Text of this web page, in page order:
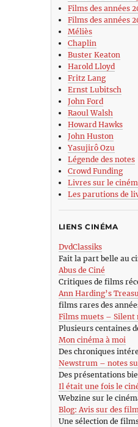
Films des années
Films des années
Méliès
Chaplin
Buster Keaton
Harold Lloyd
Fritz Lang
Ernst Lubitsch
John Ford
Raoul Walsh
Howard Hawks
John Huston
Yasujirô Ozu
Légende des notes
Crowd Funding
Livres sur le
Les parutions de
LIENS CINÉMA
DvdClassiks
Fait la part belle au
Abus de Ciné
Critiques de films
Ann Harding’s
films rares des
Films muets – Silent
Plusieurs centaines
Mon cinéma à moi
Des chroniques
Newstrum – notes
Des présentations
Il était une fois le
Webzine sur le
Blog: Avis sur des
Une sélection de